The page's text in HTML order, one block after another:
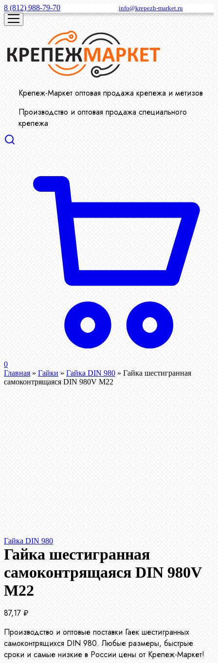
8 (812) 988-79-70 info@krepezh-market.ru
Крепеж-Маркет оптовая продажа крепежа и метизов
Производство и оптовая продажа специального
крепежа
0
Главная » Гайки » Гайка DIN 980 » Гайка шестигранная
самоконтрящаяся DIN 980V М22
Гайка DIN 980
Гайка шестигранная
самоконтрящаяся DIN 980V
М22
87,17 ₽
Производство и оптовые поставки Гаек шестигранных
самоконтрящихся DIN 980. Любые размеры, быстрые
сроки и самые низкие в России цены от Крепеж-Маркет!